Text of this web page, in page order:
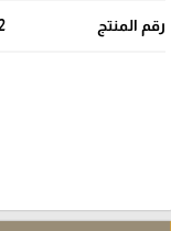
رقم المنتج